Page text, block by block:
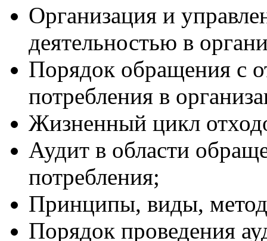
Организация и
деятельностью в
Порядок обращения с
потребления в
Жизненный цикл
Аудит в области
потребления;
Принципы, виды,
Порядок проведения